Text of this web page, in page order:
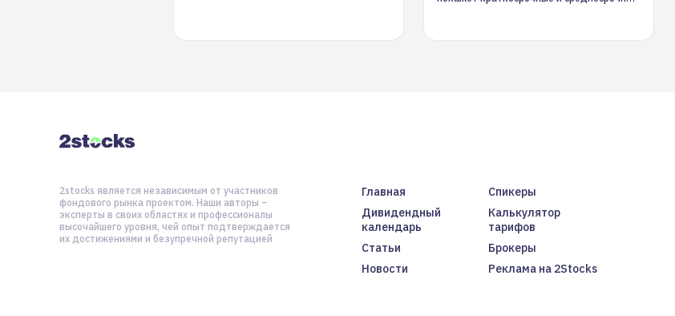
Главная
Спикеры
Дивидендный
календарь
Калькулятор
тарифов
Статьи
Брокеры
Новости
Реклама на 2Stocks
2stocks является независимым от участников
фондового рынка проектом. Наши авторы –
эксперты в своих областях и профессионалы
высочайшего уровня, чей опыт подтверждается
их достижениями и безупречной репутацией